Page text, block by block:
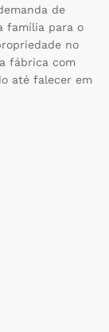
de
família para o
no
fábrica com
até falecer em